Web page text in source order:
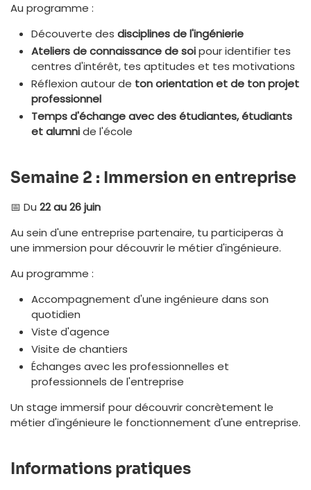
Au programme :
Découverte des disciplines de l'ingénierie
Ateliers de connaissance de soipour identifier tes
centres d'intérêt, tes aptitudes et tes motivations
Réflexion autour de ton orientation et de ton projet
professionnel
Temps d'échange avec des étudiantes, étudiants
et alumnide l'école
Semaine 2 : Immersion en entreprise
📅 Du 22 au 26 juin
Au sein d'une entreprise partenaire, tu participeras à
une immersion pour découvrir le métier d'ingénieure.
Au programme :
Accompagnement d'une ingénieure dans son
quotidien
Viste d'agence
Visite de chantiers
Échanges avec les professionnelles et
professionnels de l'entreprise
Un stage immersif pour découvrir concrètement le
métier d'ingénieure le fonctionnement d'une entreprise.
Informations pratiques